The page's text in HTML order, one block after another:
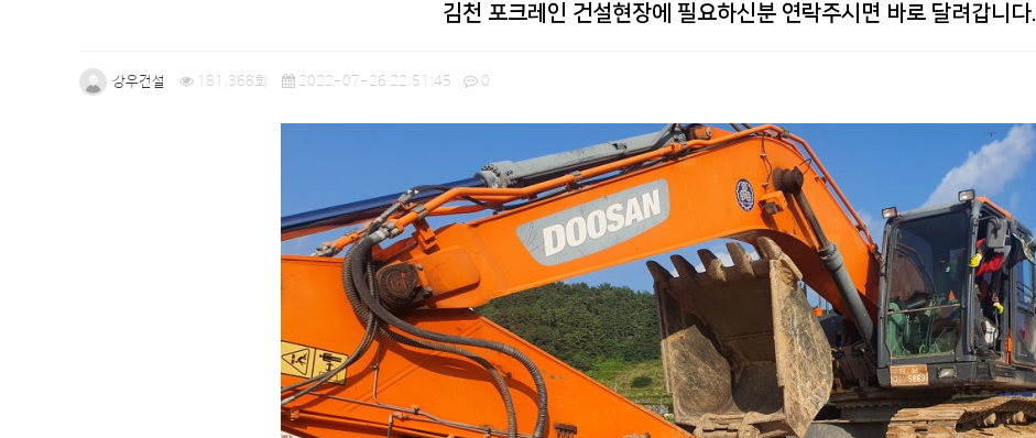
김천 포크레인 건설현장에 필요하신분 연락주시면 바로 달려갑니다.
강우건설 181,368회 2022-07-26 22:51:45 0